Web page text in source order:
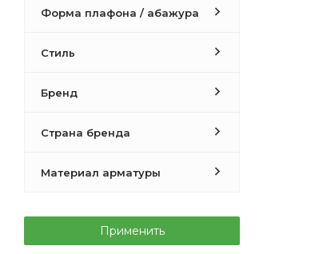
Форма плафона / абажура
Стиль
Бренд
Страна бренда
Материал арматуры
Применить